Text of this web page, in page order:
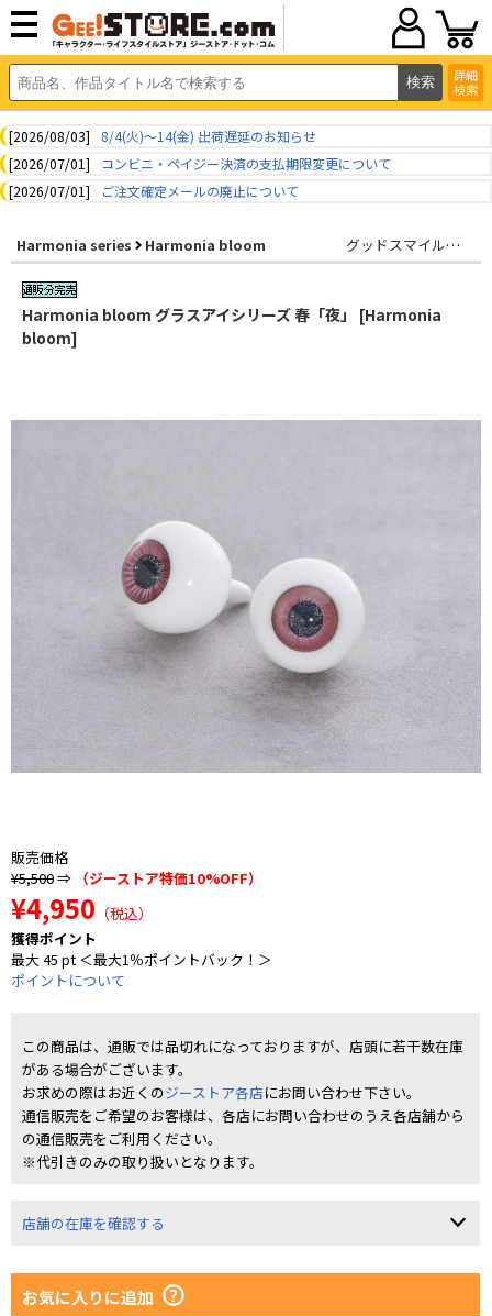
詳細
検索
[2026/08/03]
8/4(火)～14(金) 出荷遅延のお知らせ
[2026/07/01]
コンビニ・ペイジー決済の支払期限変更について
[2026/07/01]
ご注文確定メールの廃止について
Harmonia series Harmonia bloom グッドスマイルカンパニー
Harmonia bloom グラスアイシリーズ 春「夜」 [Harmonia
bloom]
販売価格
¥5,500⇒ （ジーストア特価10%OFF）
¥4,950 （税込）
獲得ポイント
最大 45 pt ＜最大1％ポイントバック！＞
ポイントについて
この商品は、通販では品切れになっておりますが、店頭に若干数在庫
がある場合がございます。
お求めの際はお近くのジーストア各店にお問い合わせ下さい。
通信販売をご希望のお客様は、各店にお問い合わせのうえ各店舗から
の通信販売をご利用ください。
※代引きのみの取り扱いとなります。
店舗の在庫を確認する
お気に入りに追加